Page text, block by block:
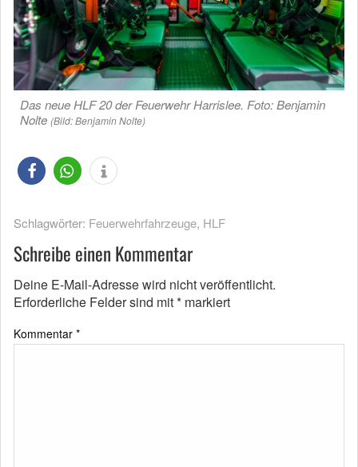
Das neue HLF 20 der Feuerwehr Harrislee. Foto: Benjamin
Nolte (Bild: Benjamin Nolte)
Schlagwörter: Feuerwehrfahrzeuge, HLF
Schreibe einen Kommentar
Deine E-Mail-Adresse wird nicht veröffentlicht.
Erforderliche Felder sind mit* markiert
Kommentar *